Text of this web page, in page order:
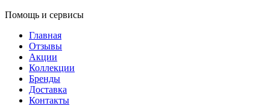
Помощь и сервисы
Главная
Отзывы
Акции
Коллекции
Бренды
Доставка
Контакты